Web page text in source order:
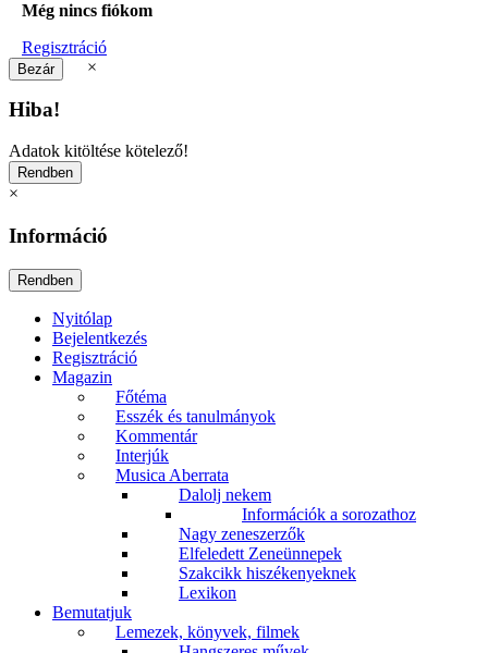
Még nincs fiókom
Regisztráció
×
Hiba!
Adatok kitöltése kötelező!
×
Információ
Nyitólap
Bejelentkezés
Regisztráció
Magazin
Főtéma
Esszék és tanulmányok
Kommentár
Interjúk
Musica Aberrata
Dalolj nekem
Információk a sorozathoz
Nagy zeneszerzők
Elfeledett Zeneünnepek
Szakcikk hiszékenyeknek
Lexikon
Bemutatjuk
Lemezek, könyvek, filmek